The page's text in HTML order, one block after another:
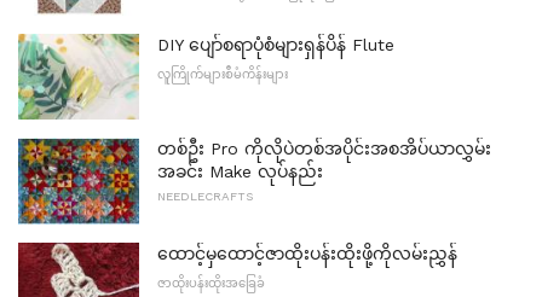
DIY ပျော်စရာပုံစံများရှန်ပိန် Flute
လူကြိုက်များစီမံကိန်းများ
တစ်ဦး Pro ကိုလိုပဲတစ်အပိုင်းအစအိပ်ယာလွှမ်း
အခင်း Make လုပ်နည်း
NEEDLECRAFTS
ထောင့်မှထောင့်ဇာထိုးပန်းထိုးဖို့ကိုလမ်းညွှန်
ဇာထိုးပန်းထိုးအခြေခံ